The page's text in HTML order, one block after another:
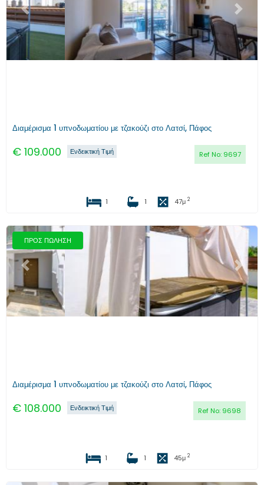
Προηγούμενο Επόμενο
Διαμέρισμα 1 υπνοδωματίου με τζακούζι στο Λατσί, Πάφος
€ 109.000 Ref No: 9697
Ενδεικτική Τιμή
1 1 47μ 2
ΠΡΟΣ ΠΩΛΗΣΗ
Προηγούμενο Επόμενο
Διαμέρισμα 1 υπνοδωματίου με τζακούζι στο Λατσί, Πάφος
€ 108.000 Ref No: 9698
Ενδεικτική Τιμή
1 1 45μ 2